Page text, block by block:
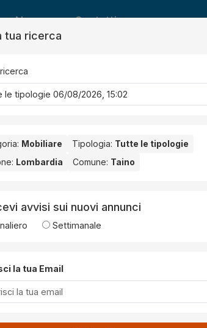
News Contatti
risultato per la Provincia selezionata:
tua ricerca
Mobiliare Tipologia: Tutte le tipologie
Lombardia Comune: Taino
avvisi sui nuovi annunci
Settimanale
la tua Email